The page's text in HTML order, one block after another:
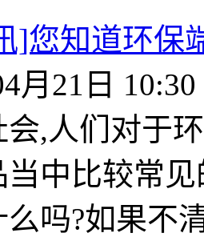
]您知道环保
月21日 10:30
会,人们对于
当中比较常
么吗?如果不